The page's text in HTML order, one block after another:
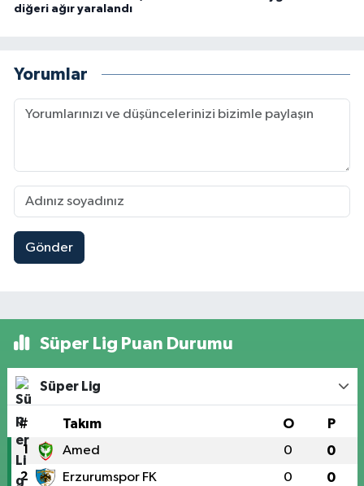
diğeri ağır yaralandı
Yorumlar
Gönder
Süper Lig Puan Durumu
Süper Lig
# Takım O P
1 Amed 0 0
2 Erzurumspor FK 0 0